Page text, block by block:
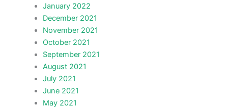
January 2022
December 2021
November 2021
October 2021
September 2021
August 2021
July 2021
June 2021
May 2021